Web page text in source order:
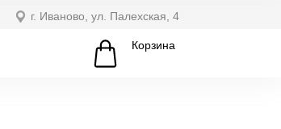
г. Иваново, ул. Палехская, 4
Корзина